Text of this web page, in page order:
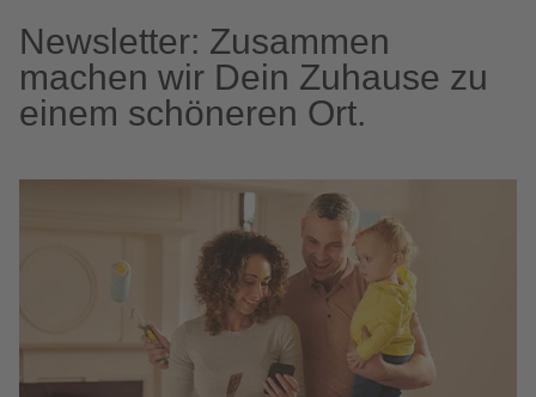
Newsletter: Zusammen
machen wir Dein Zuhause zu
einem schöneren Ort.